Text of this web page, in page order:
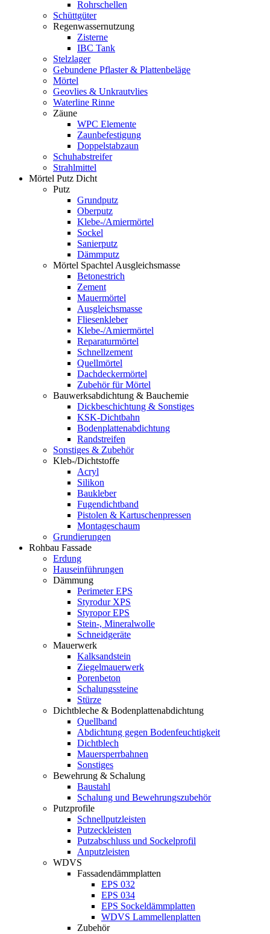
Rohrschellen
Schüttgüter
Regenwassernutzung
Zisterne
IBC Tank
Stelzlager
Gebundene Pflaster & Plattenbeläge
Mörtel
Geovlies & Unkrautvlies
Waterline Rinne
Zäune
WPC Elemente
Zaunbefestigung
Doppelstabzaun
Schuhabstreifer
Strahlmittel
Mörtel Putz Dicht
Putz
Grundputz
Oberputz
Klebe-/Amiermörtel
Sockel
Sanierputz
Dämmputz
Mörtel Spachtel Ausgleichsmasse
Betonestrich
Zement
Mauermörtel
Ausgleichsmasse
Fliesenkleber
Klebe-/Amiermörtel
Reparaturmörtel
Schnellzement
Quellmörtel
Dachdeckermörtel
Zubehör für Mörtel
Bauwerksabdichtung & Bauchemie
Dickbeschichtung & Sonstiges
KSK-Dichtbahn
Bodenplattenabdichtung
Randstreifen
Sonstiges & Zubehör
Kleb-/Dichtstoffe
Acryl
Silikon
Baukleber
Fugendichtband
Pistolen & Kartuschenpressen
Montageschaum
Grundierungen
Rohbau Fassade
Erdung
Hauseinführungen
Dämmung
Perimeter EPS
Styrodur XPS
Styropor EPS
Stein-, Mineralwolle
Schneidgeräte
Mauerwerk
Kalksandstein
Ziegelmauerwerk
Porenbeton
Schalungssteine
Stürze
Dichtbleche & Bodenplattenabdichtung
Quellband
Abdichtung gegen Bodenfeuchtigkeit
Dichtblech
Mauersperrbahnen
Sonstiges
Bewehrung & Schalung
Baustahl
Schalung und Bewehrungszubehör
Putzprofile
Schnellputzleisten
Putzeckleisten
Putzabschluss und Sockelprofil
Anputzleisten
WDVS
Fassadendämmplatten
EPS 032
EPS 034
EPS Sockeldämmplatten
WDVS Lammellenplatten
Zubehör